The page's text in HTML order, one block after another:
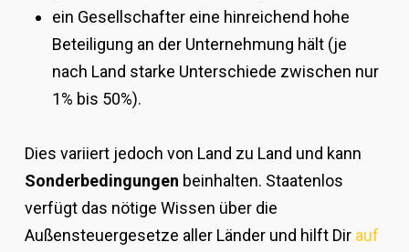
ein Gesellschafter eine hinreichend hohe
Beteiligung an der Unternehmung hält (je
nach Land starke Unterschiede zwischen nur
1% bis 50%).
Dies variiert jedoch von Land zu Land und kann
Sonderbedingungen beinhalten. Staatenlos
verfügt das nötige Wissen über die
Außensteuergesetze aller Länder und hilft Dir auf